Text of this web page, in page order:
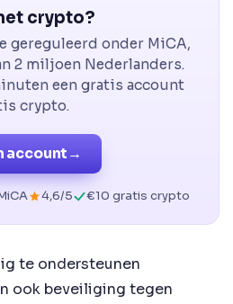
crypto?
gereguleerd onder MiCA,
2 miljoen Nederlanders.
een gratis account
crypto.
account→
4,6/5 €10 gratis crypto
te ondersteunen
ook beveiliging tegen